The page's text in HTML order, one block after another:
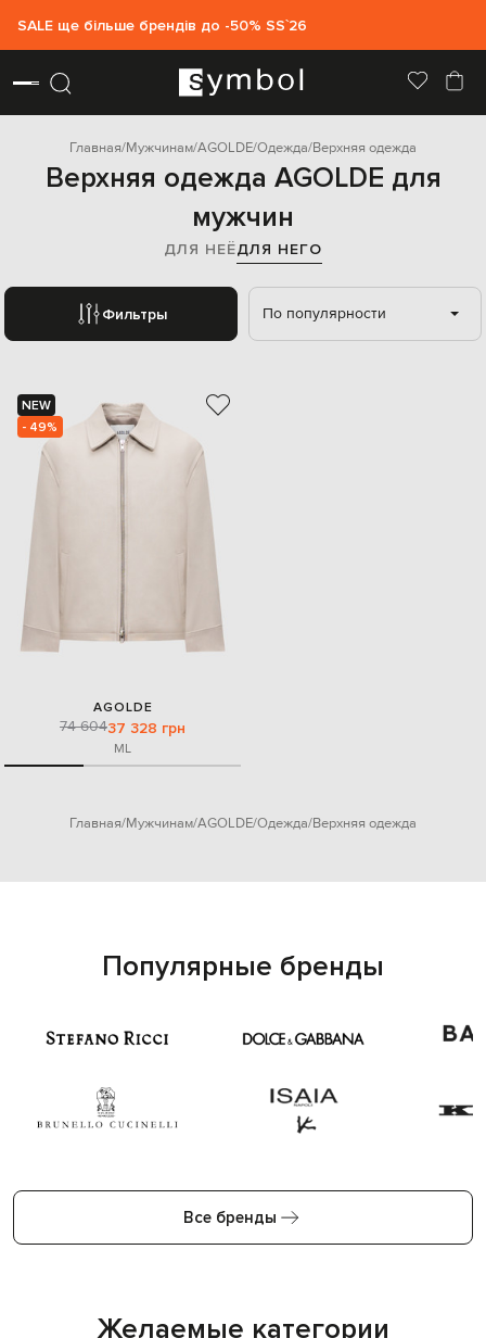
SALE ще більше брендів до -50% SS`26
Главная Мужчинам AGOLDE Одежда Верхняя одежда
Верхняя одежда AGOLDE для
мужчин
ДЛЯ НЕЁДЛЯ НЕГО
Фильтры По популярности
NEW
- 49%
AGOLDE
74 60437 328 грн
ML
Главная Мужчинам AGOLDE Одежда Верхняя одежда
Популярные бренды
Все бренды
Желаемые категории